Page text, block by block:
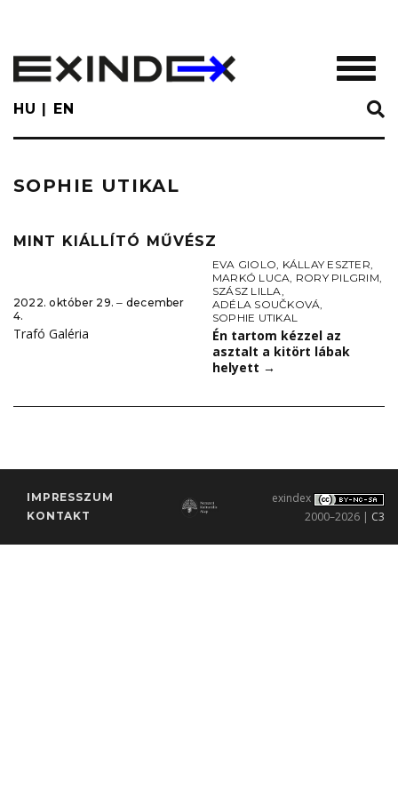
main
content
HU EN
SOPHIE UTIKAL
MINT KIÁLLÍTÓ MŰVÉSZ
2022. október 29. ‒ december
4.
Trafó Galéria
EVA GIOLO, KÁLLAY ESZTER,
MARKÓ LUCA, RORY PILGRIM,
SZÁSZ LILLA,
ADÉLA SOUČKOVÁ,
SOPHIE UTIKAL
Én tartom kézzel az
asztalt a kitört lábak
helyett →
IMPRESSZUM
KONTAKT
exindex
2000–2026 | C3